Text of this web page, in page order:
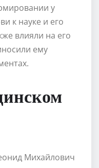
у
к науке и его
влияли на его
ему
Михайлович